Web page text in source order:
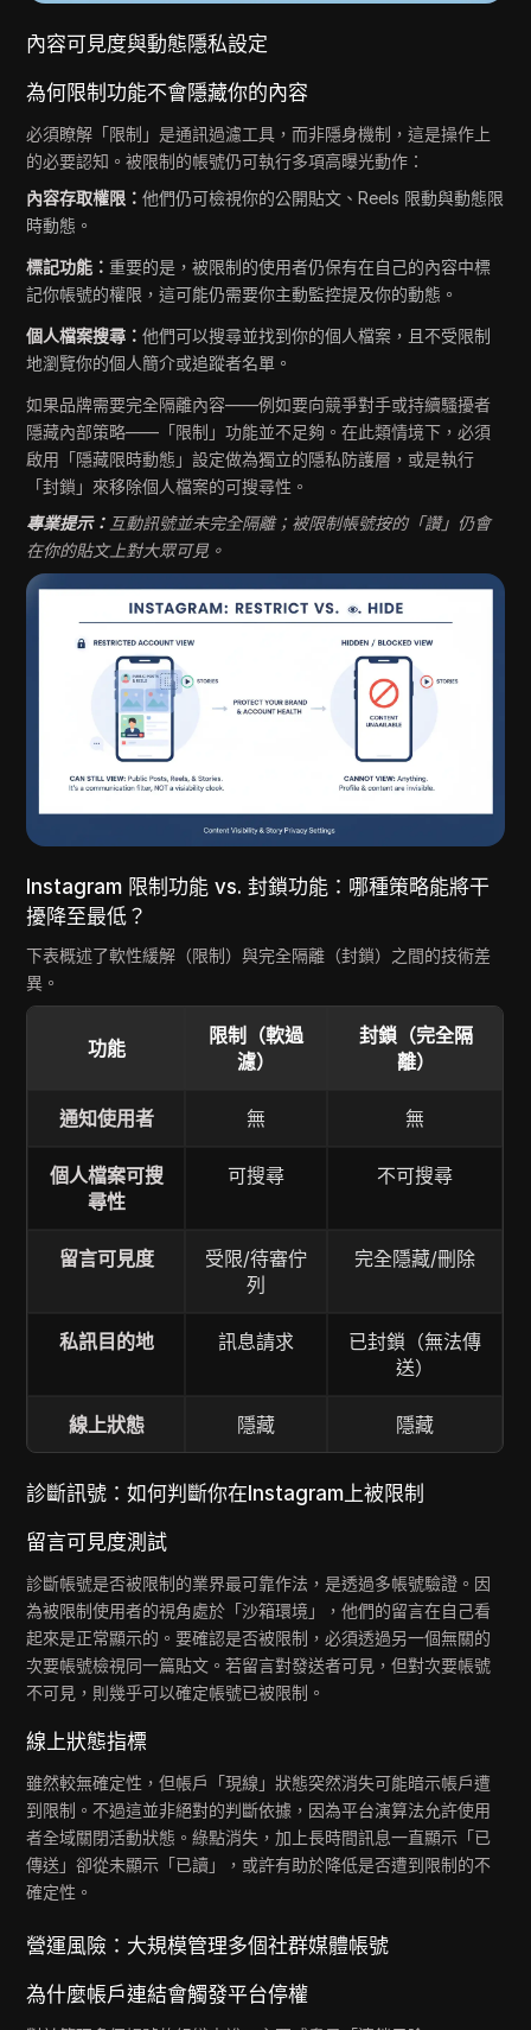
內容可見度與動態隱私設定
為何限制功能不會隱藏你的內容
必須瞭解「限制」是通訊過濾工具，而非隱身機制，這是操作上
的必要認知。被限制的帳號仍可執行多項高曝光動作：
內容存取權限：他們仍可檢視你的公開貼文、Reels 限動與動態限
時動態。
標記功能：重要的是，被限制的使用者仍保有在自己的內容中標
記你帳號的權限，這可能仍需要你主動監控提及你的動態。
個人檔案搜尋：他們可以搜尋並找到你的個人檔案，且不受限制
地瀏覽你的個人簡介或追蹤者名單。
如果品牌需要完全隔離內容——例如要向競爭對手或持續騷擾者
隱藏內部策略——「限制」功能並不足夠。在此類情境下，必須
啟用「隱藏限時動態」設定做為獨立的隱私防護層，或是執行
「封鎖」來移除個人檔案的可搜尋性。
專業提示： 互動訊號並未完全隔離；被限制帳號按的「讚」仍會
在你的貼文上對大眾可見。
Instagram 限制功能 vs. 封鎖功能：哪種策略能將干
擾降至最低？
下表概述了軟性緩解（限制）與完全隔離（封鎖）之間的技術差
異。
功能
限制（軟過
濾）
封鎖（完全隔
離）
通知使用者 無 無
個人檔案可搜
尋性
可搜尋 不可搜尋
留言可見度
受限/待審佇
列
完全隱藏/刪除
私訊目的地 訊息請求
已封鎖（無法傳
送）
線上狀態 隱藏 隱藏
診斷訊號：如何判斷你在Instagram上被限制
留言可見度測試
診斷帳號是否被限制的業界最可靠作法，是透過多帳號驗證。因
為被限制使用者的視角處於「沙箱環境」，他們的留言在自己看
起來是正常顯示的。要確認是否被限制，必須透過另一個無關的
次要帳號檢視同一篇貼文。若留言對發送者可見，但對次要帳號
不可見，則幾乎可以確定帳號已被限制。
線上狀態指標
雖然較無確定性，但帳戶「現線」狀態突然消失可能暗示帳戶遭
到限制。不過這並非絕對的判斷依據，因為平台演算法允許使用
者全域關閉活動狀態。綠點消失，加上長時間訊息一直顯示「已
傳送」卻從未顯示「已讀」，或許有助於降低是否遭到限制的不
確定性。
營運風險：大規模管理多個社群媒體帳號
為什麼帳戶連結會觸發平台停權